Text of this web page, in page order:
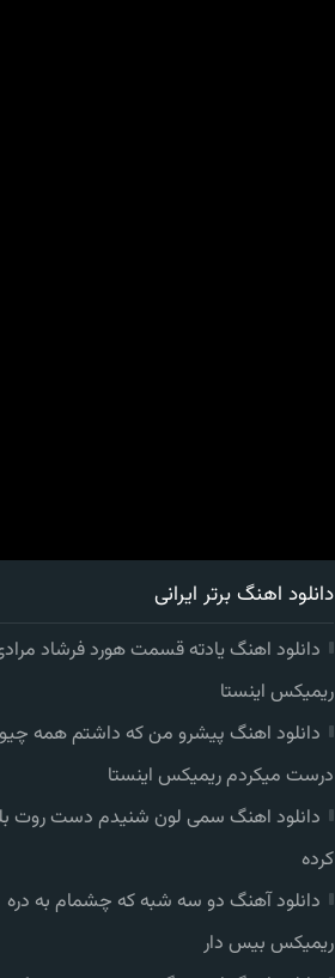
دانلود اهنگ برتر ایرانی
دانلود اهنگ یادته قسمت هورد فرشاد
ریمیکس اینستا
دانلود اهنگ پیشرو من که داشتم همه چیو
درست میکردم ریمیکس اینستا
دانلود اهنگ سمی لون شنیدم دست روت
کرده
دانلود آهنگ دو سه شبه که چشمام به دره
ریمیکس بیس دار